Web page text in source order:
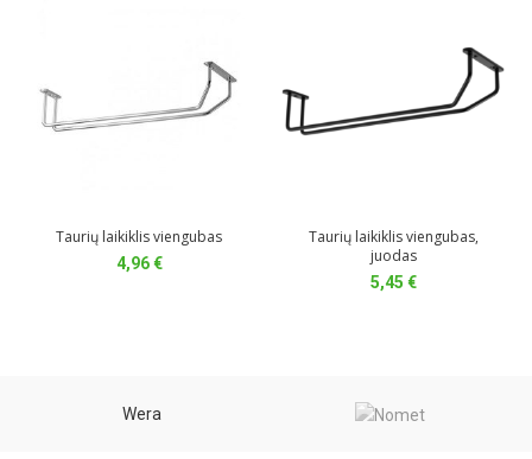
Taurių laikiklis viengubas
4,96€
Taurių laikiklis viengubas,
juodas
5,45 €
Wera